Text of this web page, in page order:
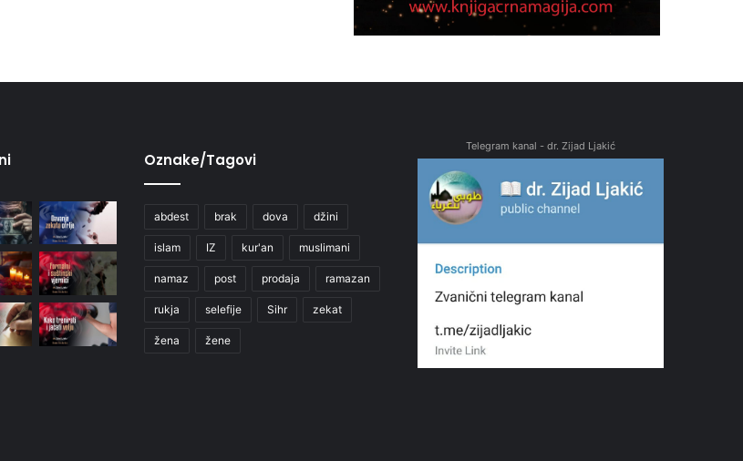
Oznake/Tagovi
abdest brak dova džini
islam IZ kur'an muslimani
namaz post prodaja ramazan
rukja selefije Sihr zekat
žena žene
Telegram kanal - dr. Zijad Ljakić